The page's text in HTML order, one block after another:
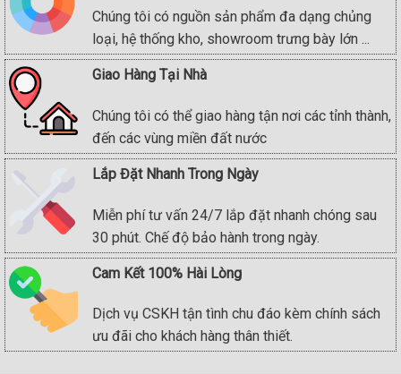
Chúng tôi có nguồn sản phẩm đa dạng chủng
loại, hệ thống kho, showroom trưng bày lớn ...
Giao Hàng Tại Nhà
Chúng tôi có thể giao hàng tận nơi các tỉnh thành,
đến các vùng miền đất nước
Lắp Đặt Nhanh Trong Ngày
Miễn phí tư vấn 24/7 lắp đặt nhanh chóng sau
30 phút. Chế độ bảo hành trong ngày.
Cam Kết 100% Hài Lòng
Dịch vụ CSKH tận tình chu đáo kèm chính sách
ưu đãi cho khách hàng thân thiết.